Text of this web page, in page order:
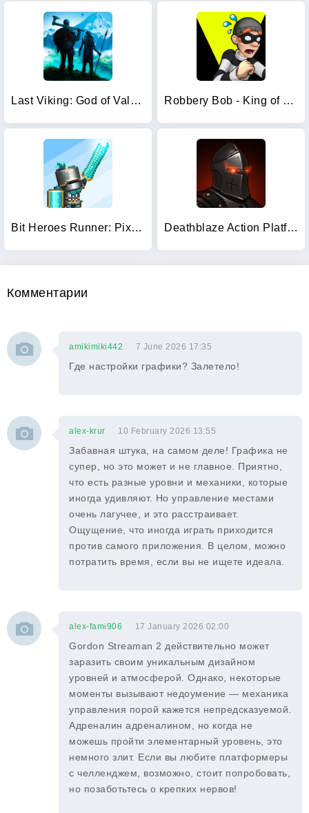
Last Viking: God of Valhalla Robbery Bob - King of Sneak
Bit Heroes Runner: Pixel Blitz Deathblaze Action Platformer
Комментарии
amikimiki442 7 June 2026 17:35
Где настройки графики? Залетело!
alex-krur 10 February 2026 13:55
Забавная штука, на самом деле! Графика не
супер, но это может и не главное. Приятно,
что есть разные уровни и механики, которые
иногда удивляют. Но управление местами
очень лагучее, и это расстраивает.
Ощущение, что иногда играть приходится
против самого приложения. В целом, можно
потратить время, если вы не ищете идеала.
alex-fami906 17 January 2026 02:00
Gordon Streaman 2 действительно может
заразить своим уникальным дизайном
уровней и атмосферой. Однако, некоторые
моменты вызывают недоумение — механика
управления порой кажется непредсказуемой.
Адреналин адреналином, но когда не
можешь пройти элементарный уровень, это
немного злит. Если вы любите платформеры
с челленджем, возможно, стоит попробовать,
но позаботьтесь о крепких нервов!